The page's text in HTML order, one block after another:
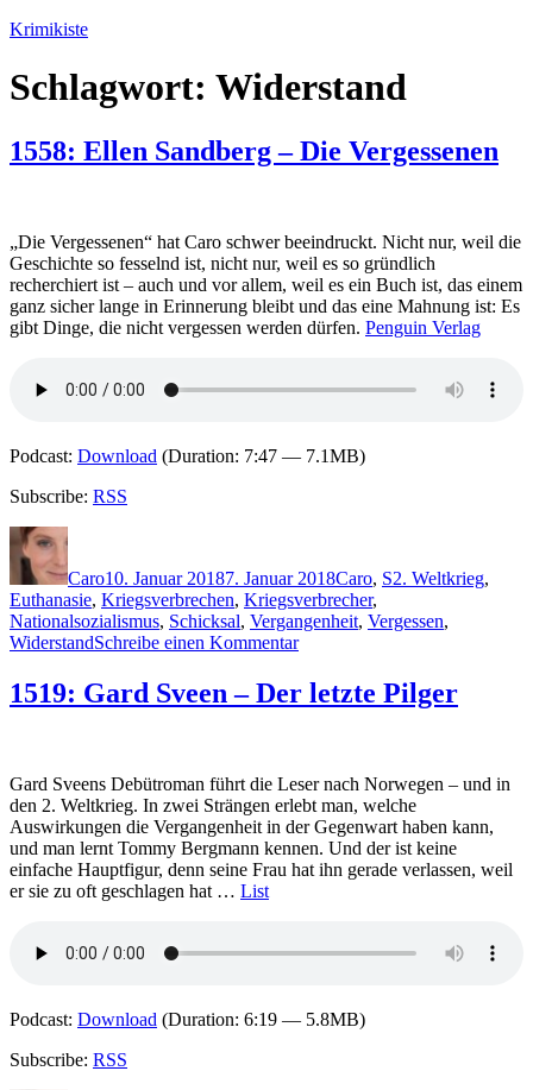
Zum
springen
Krimikiste
Schlagwort: Widerstand
1558: Ellen Sandberg – Die Vergessenen
„Die Vergessenen“ hat Caro schwer beeindruckt. Nicht nur, weil die
Geschichte so fesselnd ist, nicht nur, weil es so gründlich
recherchiert ist – auch und vor allem, weil es ein Buch ist, das einem
ganz sicher lange in Erinnerung bleibt und das eine Mahnung ist: Es
gibt Dinge, die nicht vergessen werden dürfen. Penguin Verlag
Podcast: Download (Duration: 7:47 — 7.1MB)
Subscribe: RSS
Autor
Caro10. Januar 20187. Januar 2018Caro, S2. Weltkrieg,
Euthanasie, Kriegsverbrechen, Kriegsverbrecher,
Nationalsozialismus, Schicksal, Vergangenheit, Vergessen,
WiderstandSchreibe einen Kommentarzu
Ellen
Sandberg
1519: Gard Sveen – Der letzte Pilger
Gard Sveens Debütroman führt die Leser nach Norwegen – und in
den 2. Weltkrieg. In zwei Strängen erlebt man, welche
Auswirkungen die Vergangenheit in der Gegenwart haben kann,
und man lernt Tommy Bergmann kennen. Und der ist keine
einfache Hauptfigur, denn seine Frau hat ihn gerade verlassen, weil
er sie zu oft geschlagen hat … List
Podcast: Download (Duration: 6:19 — 5.8MB)
Subscribe: RSS